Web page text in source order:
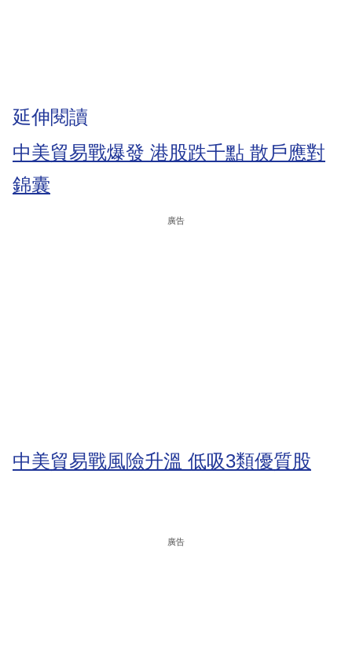
延伸閱讀
中美貿易戰爆發 港股跌千點 散戶應對
錦囊
廣告
中美貿易戰風險升溫 低吸3類優質股
廣告